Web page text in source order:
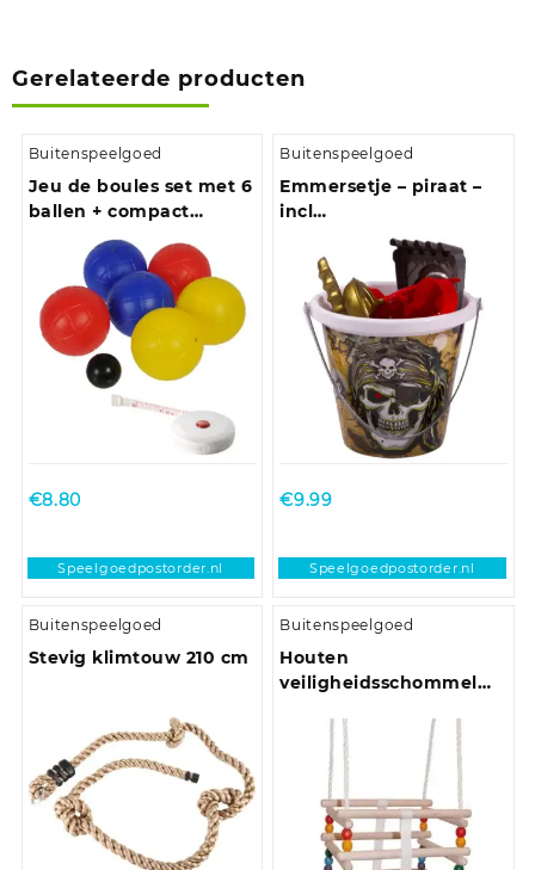
Gerelateerde producten
Buitenspeelgoed
Jeu de boules set met 6
ballen + compact
meetlint 1,5 meter
€8.80
Speelgoedpostorder.nl
Buitenspeelgoed
Emmersetje – piraat –
incl
schepje/harkje/vormpjes
– speelgoed
€9.99
Speelgoedpostorder.nl
Buitenspeelgoed
Stevig klimtouw 210 cm
Buitenspeelgoed
Houten
veiligheidsschommel